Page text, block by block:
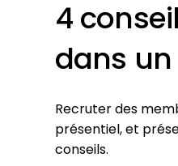
4
dans
Recruter des
présentiel, et
conseils.